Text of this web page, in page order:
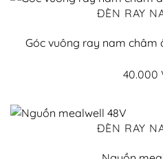
ĐÈN RAY
Góc vuông ray nam châm
40.000
ĐÈN RAY